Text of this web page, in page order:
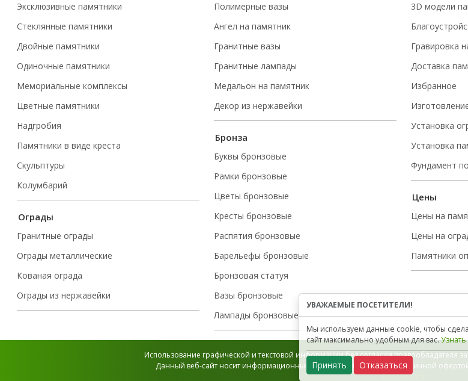
Эксклюзивные памятники
Стеклянные памятники
Двойные памятники
Одиночные памятники
Мемориальные комплексы
Цветные памятники
Надгробия
Памятники в виде креста
Скульптуры
Колумбарий
Ограды
Гранитные ограды
Ограды металлические
Кованая ограда
Ограды из нержавейки
Полимерные вазы
Ангел на памятник
Гранитные вазы
Гранитные лампады
Медальон на памятник
Декор из нержавейки
Бронза
Буквы бронзовые
Рамки бронзовые
Цветы бронзовые
Кресты бронзовые
Распятия бронзовые
Барельефы бронзовые
Бронзовая статуя
Вазы бронзовые
Лампады бронзовые
3D модели
Гравировка
Доставка
Избранное
Установка
Установка
Фундамент
Цены
Цены на
Цены на
Памятники
Использование графической и текстовой информации без согласия правообладателя
Данный веб-сайт носит информационный характер и не является публичной
Карта сайта
УВАЖАЕМЫЕ ПОСЕТИТЕЛИ!
Мы используем данные cookie, чтобы
сайт максимально удобным для вас.
Принять Отказаться